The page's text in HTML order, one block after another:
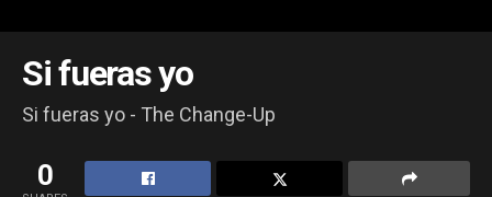
Si fueras yo
Si fueras yo - The Change-Up
0